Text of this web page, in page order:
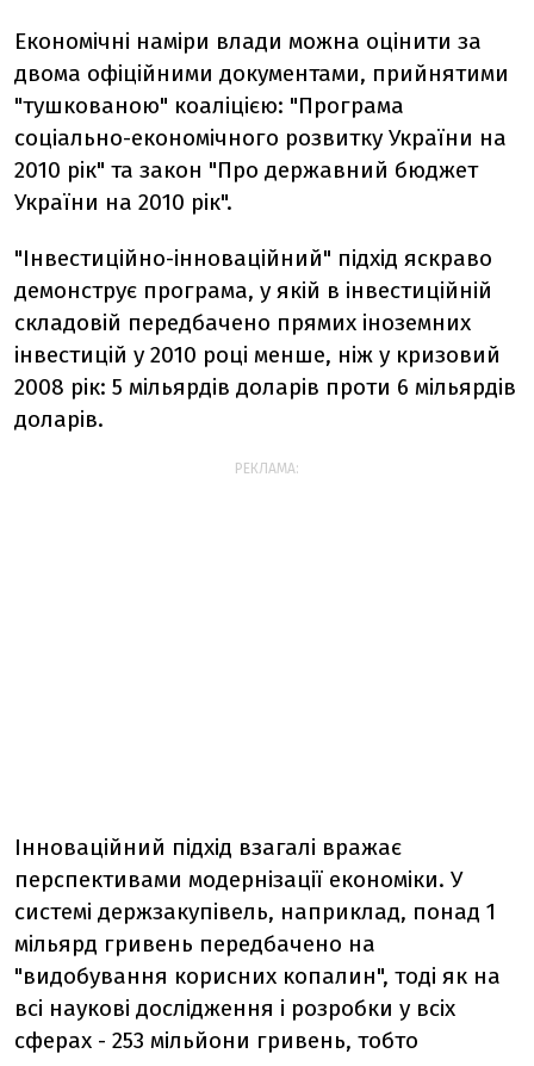
Економічні наміри влади можна оцінити за
двома офіційними документами, прийнятими
"тушкованою" коаліцією: "Програма
соціально-економічного розвитку України на
2010 рік" та закон "Про державний бюджет
України на 2010 рік".
"Інвестиційно-інноваційний" підхід яскраво
демонструє програма, у якій в інвестиційній
складовій передбачено прямих іноземних
інвестицій у 2010 році менше, ніж у кризовий
2008 рік: 5 мільярдів доларів проти 6 мільярдів
доларів.
РЕКЛАМА:
Інноваційний підхід взагалі вражає
перспективами модернізації економіки. У
системі держзакупівель, наприклад, понад 1
мільярд гривень передбачено на
"видобування корисних копалин", тоді як на
всі наукові дослідження і розробки у всіх
сферах - 253 мільйони гривень, тобто